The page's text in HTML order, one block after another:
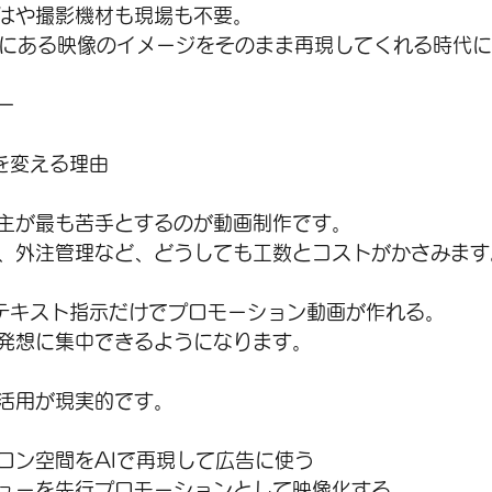
や撮影機材も現場も不要。
ある映像のイメージをそのまま再現してくれる時代に
える理由
が最も苦手とするのが動画制作です。
外注管理など、どうしても工数とコストがかさみます
スト指示だけでプロモーション動画が作れる。
想に集中できるようになります。
用が現実的です。
ン空間をAIで再現して広告に使う